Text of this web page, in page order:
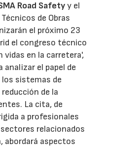
Road Safetyy el
de Obras
el próximo 23
el congreso técnico
vidas en la carretera',
analizar el papel de
sistemas de
de la
La cita, de
a profesionales
relacionados
abordará aspectos